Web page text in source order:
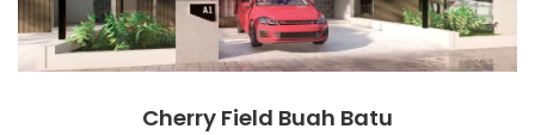
Cherry Field Buah Batu